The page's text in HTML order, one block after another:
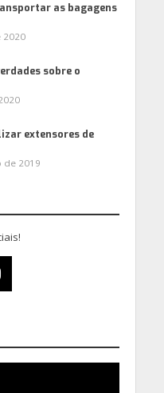
as bagagens
2020
sobre o
extensores de
de 2019